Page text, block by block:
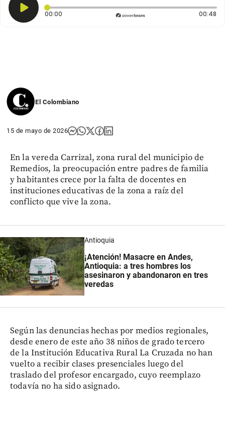
00:00 Tiempo transcurrido: 0 segundos 00:48
El Colombiano
15 de mayo de 2026
En la vereda Carrizal, zona rural del municipio de
Remedios, la preocupación entre padres de familia
y habitantes crece por la falta de docentes en
instituciones educativas de la zona a raíz del
conflicto que vive la zona.
Antioquia
¡Atención! Masacre en Andes,
Antioquia: a tres hombres los
asesinaron y abandonaron en tres
veredas
Según las denuncias hechas por medios regionales,
desde enero de este año 38 niños de grado tercero
de la Institución Educativa Rural La Cruzada no han
vuelto a recibir clases presenciales luego del
traslado del profesor encargado, cuyo reemplazo
todavía no ha sido asignado.